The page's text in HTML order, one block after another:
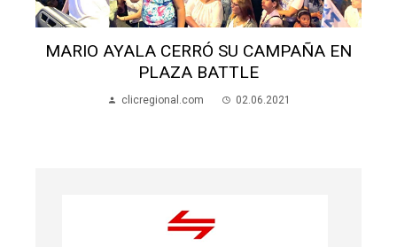
MARIO AYALA CERRÓ SU CAMPAÑA EN
PLAZA BATTLE
clicregional.com 02.06.2021